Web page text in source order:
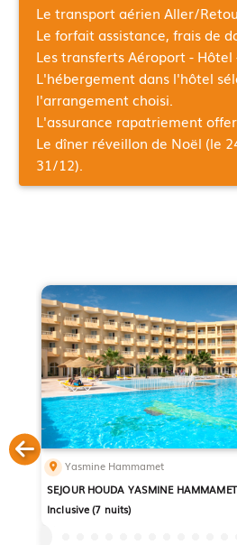
Le transport aérien Aller/
Le forfait assistance, frais de
Les transferts Aéroport - Hôtel
L'hébergement dans l'hôtel
l'arrangement choisi.
L'assurance rapatriement
Le dîner réveillon de Noël (le
31/12).
Yasmine Hammamet
SEJOUR HOUDA YASMINE
Inclusive (7 nuits)